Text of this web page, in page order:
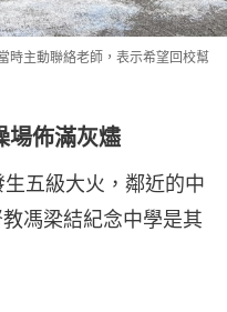
時主動聯絡老師，表示希望回校幫
佈滿灰燼
五級大火，鄰近的中
馮梁結紀念中學是其